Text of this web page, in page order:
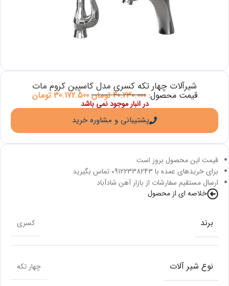
قیمت این محصول بروز است
برای خریدهای عمده با 09122338243 تماس بگیرید
ارسال مستقیم سفارشات از بازار آهن شادآباد
خلاصه ای از محصول
برند کسری
نوع شیر آلات چهار تکه
شیرآلات چهار تکه کسری مدل کاسپین کروم مات
قیمت محصول:40.230.000 تومان 30.172.500 تومان
در انبار موجود نمی باشد
پشتیبانی و مشاوره خرید